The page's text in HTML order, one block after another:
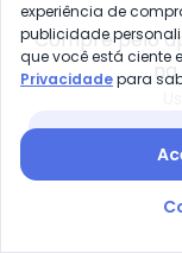
Sandália
VIZZANO
R$
Compre pelo
experiência de
publicidade
que você está ciente
Privacidadepara